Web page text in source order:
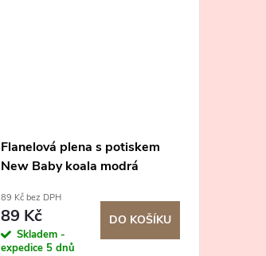
Flanelová plena s potiskem
New Baby koala modrá
89 Kč bez DPH
89 Kč
Skladem -
expedice 5 dnů
DO KOŠÍKU